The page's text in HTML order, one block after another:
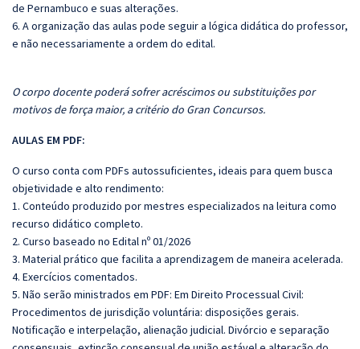
de Pernambuco e suas alterações.
6. A organização das aulas pode seguir a lógica didática do professor,
e não necessariamente a ordem do edital.
O corpo docente poderá sofrer acréscimos ou substituições por
motivos de força maior, a critério do Gran Concursos.
AULAS EM PDF:
O curso conta com PDFs autossuficientes, ideais para quem busca
objetividade e alto rendimento:
1. Conteúdo produzido por mestres especializados na leitura como
recurso didático completo.
2. Curso baseado no Edital nº 01/2026
3. Material prático que facilita a aprendizagem de maneira acelerada.
4. Exercícios comentados.
5. Não serão ministrados em PDF: Em Direito Processual Civil:
Procedimentos de jurisdição voluntária: disposições gerais.
Notificação e interpelação, alienação judicial. Divórcio e separação